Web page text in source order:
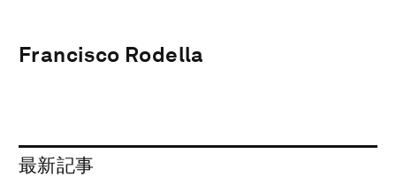
Francisco Rodella
最新記事